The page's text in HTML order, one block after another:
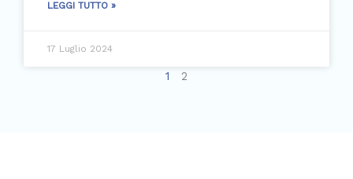
LEGGI TUTTO »
17 Luglio 2024
1 2